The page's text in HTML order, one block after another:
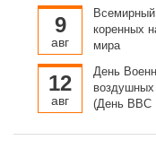
русского
Первого
у мыса
9
авг
коренных
мира
12
авг
День
(День ВВС